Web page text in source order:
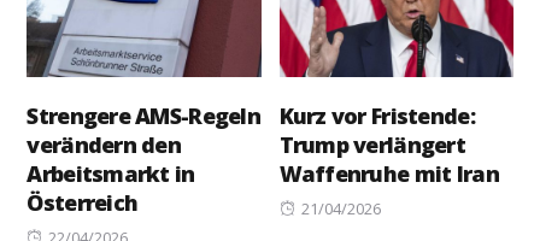
Strengere AMS-Regeln
verändern den
Arbeitsmarkt in
Österreich
Posted
Kurz vor Fristende:
Trump verlängert
Waffenruhe mit Iran
Posted
21/04/2026